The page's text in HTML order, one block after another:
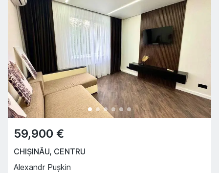
59,900 €
CHIȘINĂU, CENTRU
Alexandr Pușkin